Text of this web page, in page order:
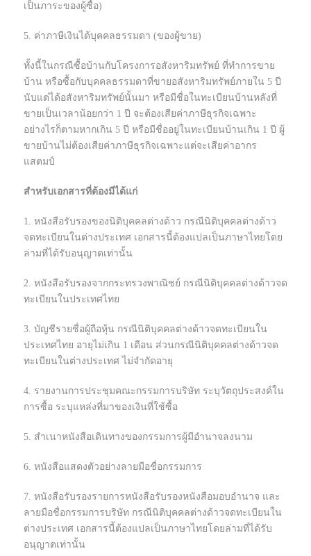
เป็นภาระของผู้ซื้อ)
5. ค่าภาษีเงินได้บุคคลธรรมดา (ของผู้ขาย)
ทั้งนี้ในกรณีซื้อบ้านกับโครงการอสังหาริมทรัพย์ ที่ทำการขาย
บ้าน หรือซื้อกับบุคคลธรรมดาที่ขายอสังหาริมทรัพย์ภายใน 5 ปี
นับแต่ได้อสังหาริมทรัพย์นั้นมา หรือมีชื่อในทะเบียนบ้านหลังที่
ขายเป็นเวลาน้อยกว่า 1 ปี จะต้องเสียค่าภาษีธุรกิจเฉพาะ
อย่างไรก็ตามหากเกิน 5 ปี หรือมีชื่ออยู่ในทะเบียนบ้านเกิน 1 ปี ผู้
ขายบ้านไม่ต้องเสียค่าภาษีธุรกิจเฉพาะแต่จะเสียค่าอากร
แสตมป์
สำหรับเอกสารที่ต้องมีได้แก่
1. หนังสือรับรองของนิติบุคคลต่างด้าว กรณีนิติบุคคลต่างด้าว
จดทะเบียนในต่างประเทศ เอกสารนี้ต้องแปลเป็นภาษาไทยโดย
ล่ามที่ได้รับอนุญาตเท่านั้น
2. หนังสือรับรองจากกระทรวงพาณิชย์ กรณีนิติบุคคลต่างด้าวจด
ทะเบียนในประเทศไทย
3. บัญชีรายชื่อผู้ถือหุ้น กรณีนิติบุคคลต่างด้าวจดทะเบียนใน
ประเทศไทย อายุไม่เกิน 1 เดือน ส่วนกรณีนิติบุคคลต่างด้าวจด
ทะเบียนในต่างประเทศ ไม่จำกัดอายุ
4. รายงานการประชุมคณะกรรมการบริษัท ระบุวัตถุประสงค์ใน
การซื้อ ระบุแหล่งที่มาของเงินที่ใช้ซื้อ
5. สำเนาหนังสือเดินทางของกรรมการผู้มีอำนาจลงนาม
6. หนังสือแสดงตัวอย่างลายมือชื่อกรรมการ
7. หนังสือรับรองรายการหนังสือรับรองหนังสือมอบอำนาจ และ
ลายมือชื่อกรรมการบริษัท กรณีนิติบุคคลต่างด้าวจดทะเบียนใน
ต่างประเทศ เอกสารนี้ต้องแปลเป็นภาษาไทยโดยล่ามที่ได้รับ
อนุญาตเท่านั้น